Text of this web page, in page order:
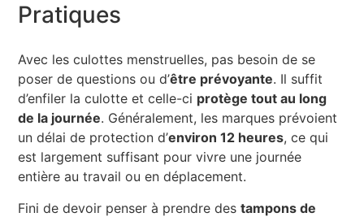
Pratiques
Avec les culottes menstruelles, pas besoin de se
poser de questions ou d’être prévoyante. Il suffit
d’enfiler la culotte et celle-ci protège tout au long
de la journée. Généralement, les marques prévoient
un délai de protection d’environ 12 heures, ce qui
est largement suffisant pour vivre une journée
entière au travail ou en déplacement.
Fini de devoir penser à prendre destampons de